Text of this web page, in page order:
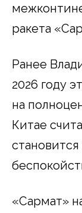
ракета
Ранее
2026 году
на
Китае
«Сармат»